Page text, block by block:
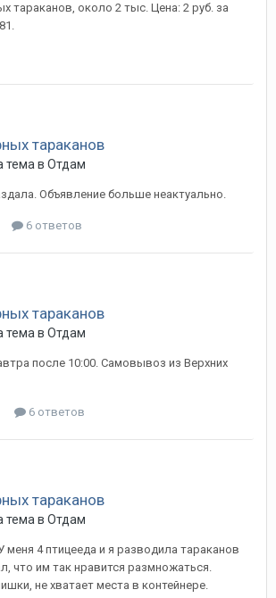
тараканов, около 2 тыс. Цена: 2 руб. за
тараканов
тема в Отдам
Объявление больше неактуально.
6 ответов
тараканов
тема в Отдам
после 10:00. Самовывоз из Верхних
6 ответов
тараканов
тема в Отдам
4 птицееда и я разводила тараканов
что им так нравится размножаться.
не хватает места в контейнере.